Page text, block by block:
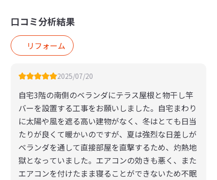
口コミ分析結果
リフォーム
2025/07/20
自宅3階の南側のベランダにテラス屋根と物干し竿
バーを設置する工事をお願いしました。自宅まわり
に太陽や風を遮る高い建物がなく、冬はとても日当
たりが良くて暖かいのですが、夏は強烈な日差しが
ベランダを通して直接部屋を直撃するため、灼熱地
獄となっていました。エアコンの効きも悪く、また
エアコンを付けたまま寝ることができないため不眠